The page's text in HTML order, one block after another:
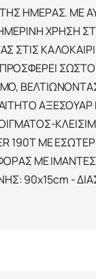
ΤΗΣ ΗΜΕΡΑΣ.
ΧΡΗΣΗ
ΣΤΙΣ
ΣΩΣΤΟ
ΑΞΕΣΟΥΑΡ
190T ΜΕ
ΜΕ
90x15cm -